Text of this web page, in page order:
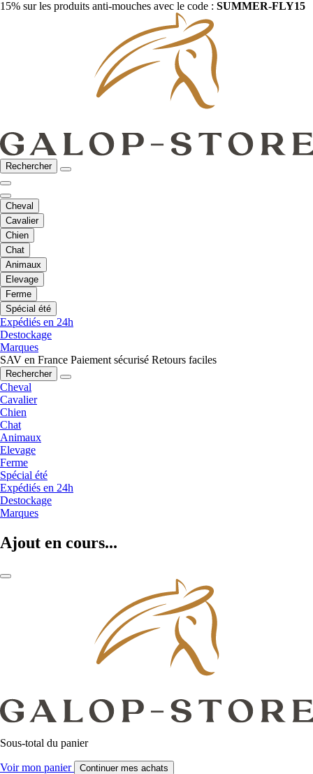
15% sur les produits anti-mouches avec le code : SUMMER-FLY15
Rechercher
Cheval
Cavalier
Chien
Chat
Animaux
Elevage
Ferme
Spécial été
Expédiés en 24h
Destockage
Marques
SAV en France Paiement sécurisé Retours faciles
Rechercher
Cheval
Cavalier
Chien
Chat
Animaux
Elevage
Ferme
Spécial été
Expédiés en 24h
Destockage
Marques
Ajout en cours...
Sous-total du panier
Voir mon panier Continuer mes achats